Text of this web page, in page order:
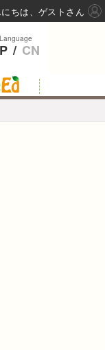
Language
/ CN
にちは、ゲストさん